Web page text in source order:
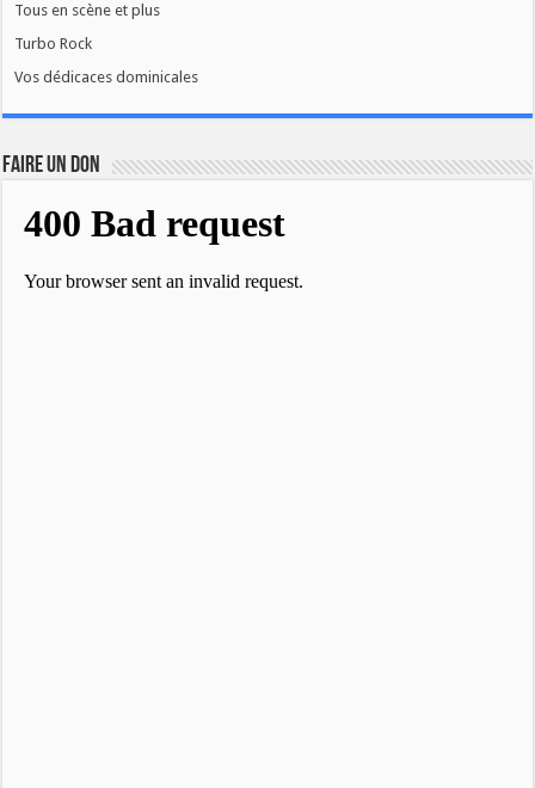
Tous en scène et plus
Turbo Rock
Vos dédicaces dominicales
FAIRE UN DON